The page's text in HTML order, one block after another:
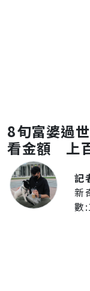
8旬富婆過
看金額 上
記
新
數: